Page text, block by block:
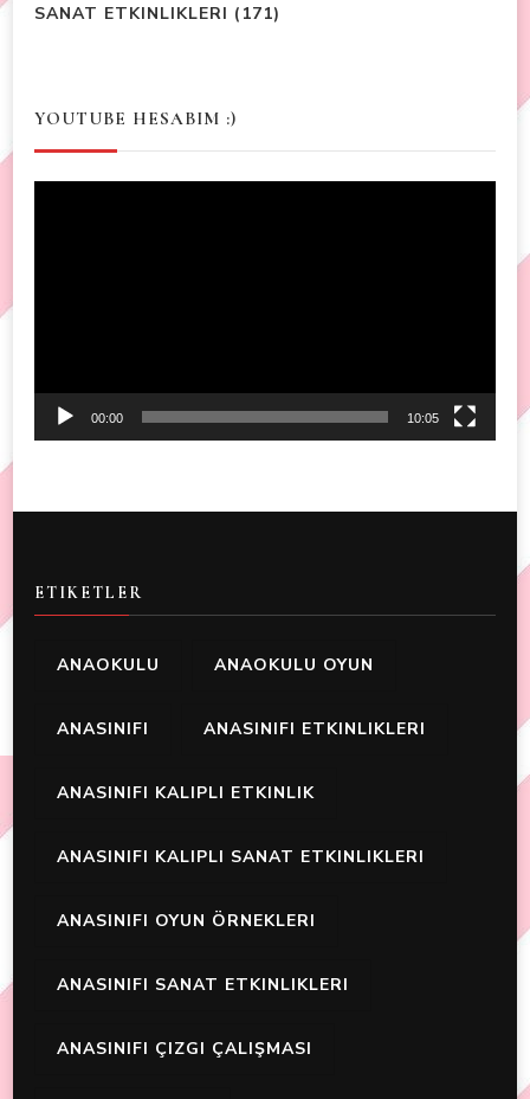
SANAT ETKINLIKLERI (171)
YOUTUBE HESABIM :)
00:00 10:05
ETIKETLER
ANAOKULU ANAOKULU OYUN
ANASINIFI ANASINIFI ETKINLIKLERI
ANASINIFI KALIPLI ETKINLIK
ANASINIFI KALIPLI SANAT ETKINLIKLERI
ANASINIFI OYUN ÖRNEKLERI
ANASINIFI SANAT ETKINLIKLERI
ANASINIFI ÇIZGI ÇALIŞMASI